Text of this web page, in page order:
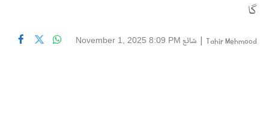
گا
Tahir Mehmood
| شائع November 1, 2025 8:09 PM